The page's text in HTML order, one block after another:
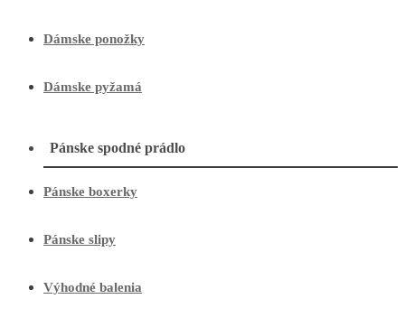
Dámske ponožky
Dámske pyžamá
Pánske spodné prádlo
Pánske boxerky
Pánske slipy
Výhodné balenia